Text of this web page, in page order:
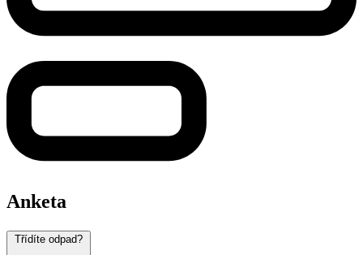
Anketa
Třídíte odpad?